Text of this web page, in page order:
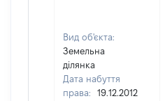
Вид об'єкта:
Земельна
ділянка
Дата набуття
права:
19.12.2012